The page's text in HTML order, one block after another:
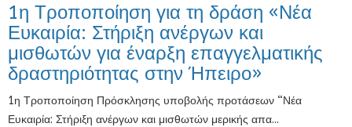
1η Τροποποίηση για τη δράση «Νέα
Ευκαιρία: Στήριξη ανέργων και
μισθωτών για έναρξη επαγγελματικής
δραστηριότητας στην Ήπειρο»
1η Τροποποίηση Πρόσκλησης υποβολής προτάσεων “Νέα
Ευκαιρία: Στήριξη ανέργων και μισθωτών μερικής απα...